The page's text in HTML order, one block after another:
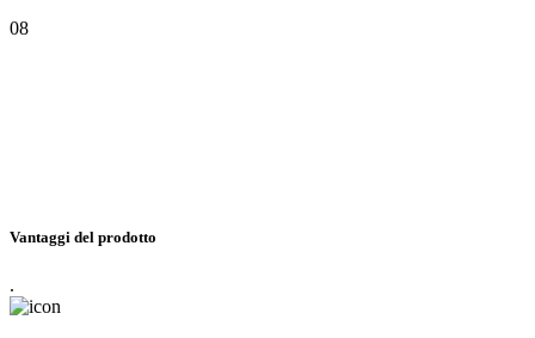
08
Vantaggi del prodotto
.